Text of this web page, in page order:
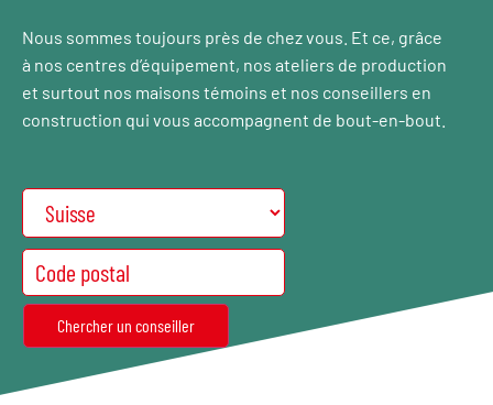
Nous sommes toujours près de chez vous. Et ce, grâce
à nos centres d’équipement, nos ateliers de production
et surtout nos maisons témoins et nos conseillers en
construction qui vous accompagnent de bout-en-bout.